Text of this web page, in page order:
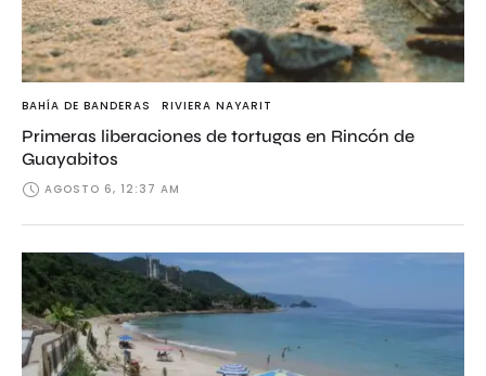
BAHÍA DE BANDERAS RIVIERA NAYARIT
Primeras liberaciones de tortugas en Rincón de
Guayabitos
AGOSTO 6, 12:37 AM